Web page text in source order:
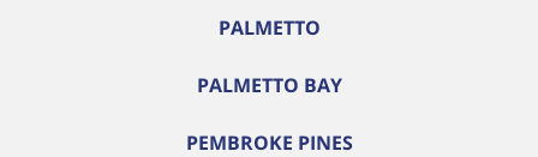
PALMETTO
PALMETTO BAY
PEMBROKE PINES